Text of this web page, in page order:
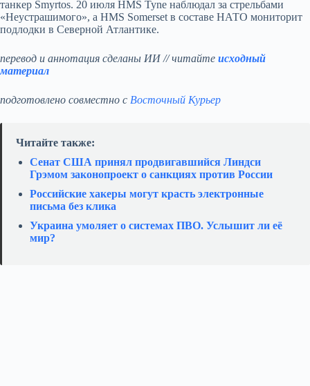
танкер Smyrtos. 20 июля HMS Tyne наблюдал за стрельбами
«Неустрашимого», а HMS Somerset в составе НАТО мониторит
подлодки в Северной Атлантике.
перевод и аннотация сделаны ИИ // читайте исходный
материал
подготовлено совместно с Восточный Курьер
Читайте также:
Сенат США принял продвигавшийся Линдси
Грэмом законопроект о санкциях против России
Российские хакеры могут красть электронные
письма без клика
Украина умоляет о системах ПВО. Услышит ли её
мир?